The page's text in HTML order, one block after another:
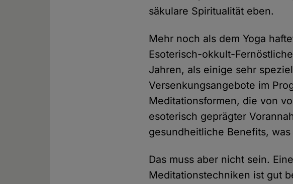
säkulare Spiritualität eben.
Mehr noch als dem Yoga
Esoterisch-okkult-
Jahren, als einige sehr
Versenkungsangebote im
Meditationsformen, die von
esoterisch geprägter
gesundheitliche Benefits,
Das muss aber nicht sein.
Meditationstechniken ist gut